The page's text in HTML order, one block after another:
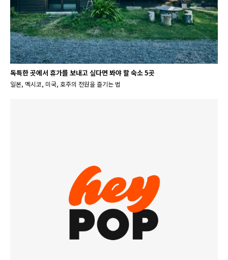
독특한 곳에서 휴가를 보내고 싶다면 봐야 할 숙소 5곳
일본, 멕시코, 미국, 호주의 전원을 즐기는 법